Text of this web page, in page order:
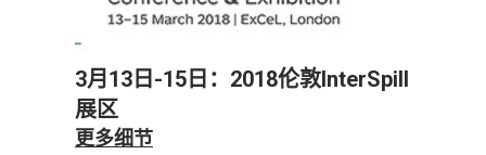
3月13日-15日：2018伦敦InterSpill
展区
更多细节